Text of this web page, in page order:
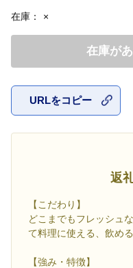
在庫： ×
在庫が
URLをコピー
返
【こだわり】
どこまでもフレッシュ
て料理に使える、飲める
【強み・特徴】